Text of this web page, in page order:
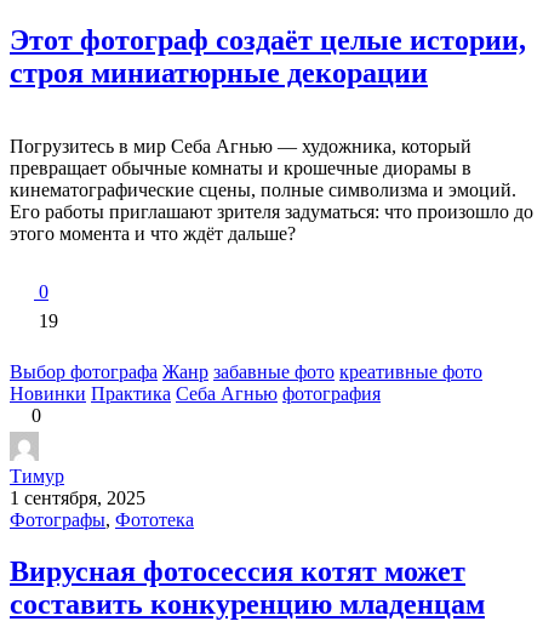
Этот фотограф создаёт целые истории,
строя миниатюрные декорации
Погрузитесь в мир Себа Агнью — художника, который
превращает обычные комнаты и крошечные диорамы в
кинематографические сцены, полные символизма и эмоций.
Его работы приглашают зрителя задуматься: что произошло до
этого момента и что ждёт дальше?
0
19
Выбор фотографа Жанр забавные фото креативные фото
Новинки Практика Себа Агнью фотография
0
Тимур
1 сентября, 2025
Фотографы, Фототека
Вирусная фотосессия котят может
составить конкуренцию младенцам